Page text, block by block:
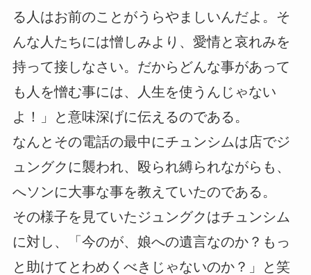
る人はお前のことがうらやましいんだよ。そ
んな人たちには憎しみより、愛情と哀れみを
持って接しなさい。だからどんな事があって
も人を憎む事には、人生を使うんじゃない
よ！」と意味深げに伝えるのである。
なんとその電話の最中にチュンシムは店でジ
ュングクに襲われ、殴られ縛られながらも、
へソンに大事な事を教えていたのである。
その様子を見ていたジュングクはチュンシム
に対し、「今のが、娘への遺言なのか？もっ
と助けてとわめくべきじゃないのか？」と笑